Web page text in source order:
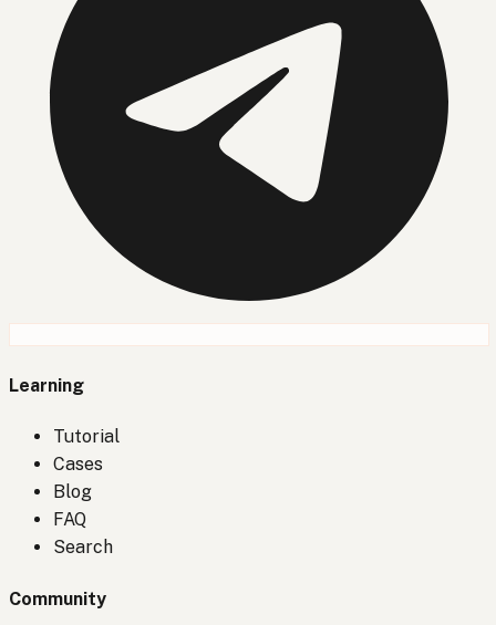
Learning
Tutorial
Cases
Blog
FAQ
Search
Community